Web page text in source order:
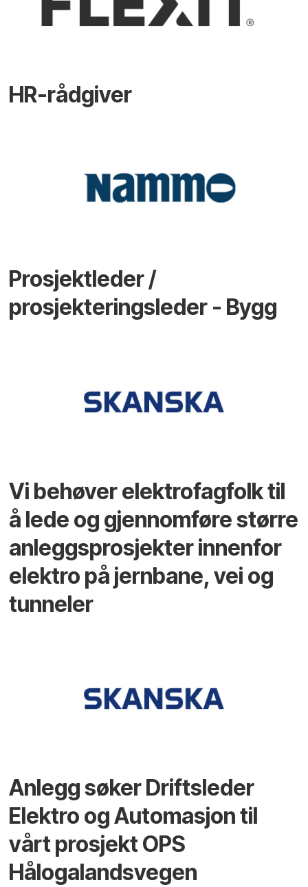
HR-rådgiver
Prosjektleder /
prosjekteringsleder - Bygg
Vi behøver elektrofagfolk til
å lede og gjennomføre større
anleggsprosjekter innenfor
elektro på jernbane, vei og
tunneler
Anlegg søker Driftsleder
Elektro og Automasjon til
vårt prosjekt OPS
Hålogalandsvegen